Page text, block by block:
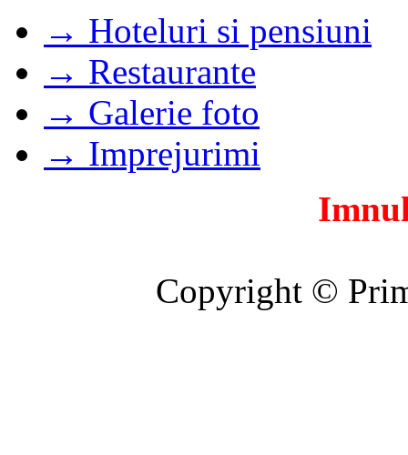
→ Hoteluri si pensiuni
→ Restaurante
→ Galerie foto
→ Imprejurimi
Copyright ©